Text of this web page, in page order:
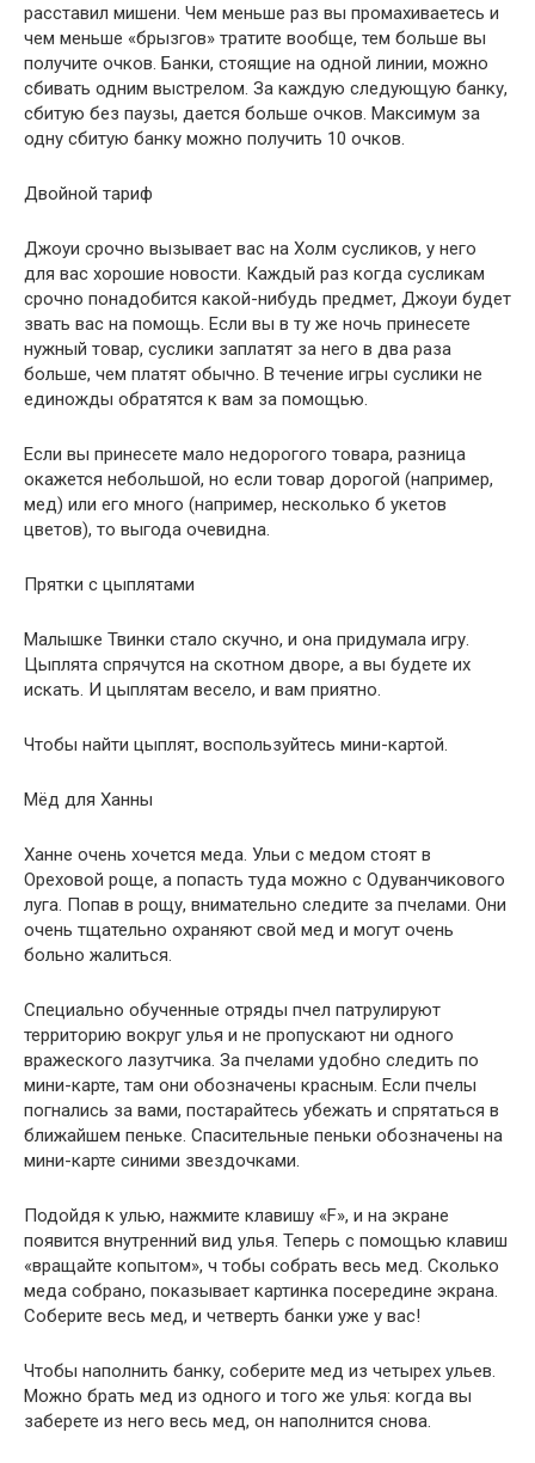
расставил мишени. Чем меньше раз вы промахиваетесь и
чем меньше «брызгов» тратите вообще, тем больше вы
получите очков. Банки, стоящие на одной линии, можно
сбивать одним выстрелом. За каждую следующую банку,
сбитую без паузы, дается больше очков. Максимум за
одну сбитую банку можно получить 10 очков.
Двойной тариф
Джоуи срочно вызывает вас на Холм сусликов, у него
для вас хорошие новости. Каждый раз когда сусликам
срочно понадобится какой-нибудь предмет, Джоуи будет
звать вас на помощь. Если вы в ту же ночь принесете
нужный товар, суслики заплатят за него в два раза
больше, чем платят обычно. В течение игры суслики не
единожды обратятся к вам за помощью.
Если вы принесете мало недорогого товара, разница
окажется небольшой, но если товар дорогой (например,
мед) или его много (например, несколько б укетов
цветов), то выгода очевидна.
Прятки с цыплятами
Малышке Твинки стало скучно, и она придумала игру.
Цыплята спрячутся на скотном дворе, а вы будете их
искать. И цыплятам весело, и вам приятно.
Чтобы найти цыплят, воспользуйтесь мини-картой.
Мёд для Ханны
Ханне очень хочется меда. Ульи с медом стоят в
Ореховой роще, а попасть туда можно с Одуванчикового
луга. Попав в рощу, внимательно следите за пчелами. Они
очень тщательно охраняют свой мед и могут очень
больно жалиться.
Специально обученные отряды пчел патрулируют
территорию вокруг улья и не пропускают ни одного
вражеского лазутчика. За пчелами удобно следить по
мини-карте, там они обозначены красным. Если пчелы
погнались за вами, постарайтесь убежать и спрятаться в
ближайшем пеньке. Спасительные пеньки обозначены на
мини-карте синими звездочками.
Подойдя к улью, нажмите клавишу «F», и на экране
появится внутренний вид улья. Теперь с помощью клавиш
«вращайте копытом», ч тобы собрать весь мед. Сколько
меда собрано, показывает картинка посередине экрана.
Соберите весь мед, и четверть банки уже у вас!
Чтобы наполнить банку, соберите мед из четырех ульев.
Можно брать мед из одного и того же улья: когда вы
заберете из него весь мед, он наполнится снова.